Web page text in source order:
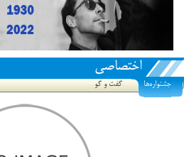
اختصاصی
جشنواره‌ها گفت و گو